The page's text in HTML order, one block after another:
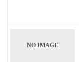
NO IMAGE